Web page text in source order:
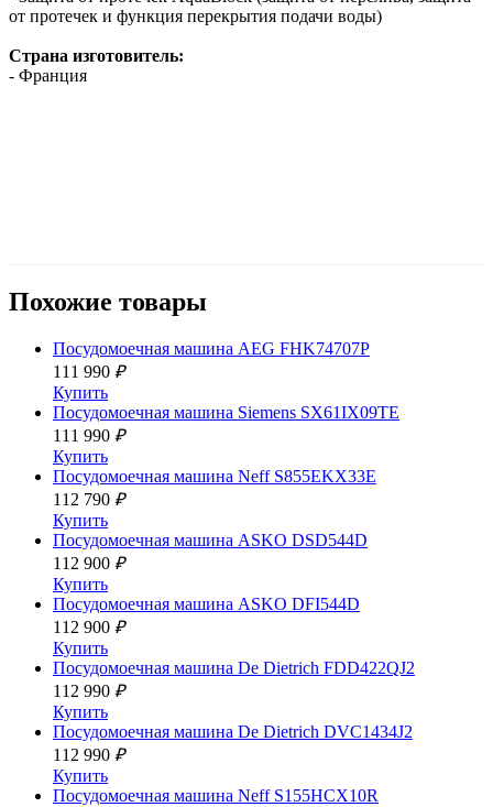
от протечек и функция перекрытия подачи воды)
Страна изготовитель:
- Франция
Похожие товары
Посудомоечная машина AEG FHK74707P
111 990 ₽
Купить
Посудомоечная машина Siemens SX61IX09TE
111 990 ₽
Купить
Посудомоечная машина Neff S855EKX33E
112 790 ₽
Купить
Посудомоечная машина ASKO DSD544D
112 900 ₽
Купить
Посудомоечная машина ASKO DFI544D
112 900 ₽
Купить
Посудомоечная машина De Dietrich FDD422QJ2
112 990 ₽
Купить
Посудомоечная машина De Dietrich DVC1434J2
112 990 ₽
Купить
Посудомоечная машина Neff S155HCX10R